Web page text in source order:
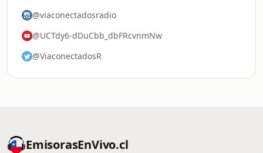
@viaconectadosradio
@UCTdy6-dDuCbb_dbFRcvnmNw
@ViaconectadosR
EmisorasEnVivo.cl